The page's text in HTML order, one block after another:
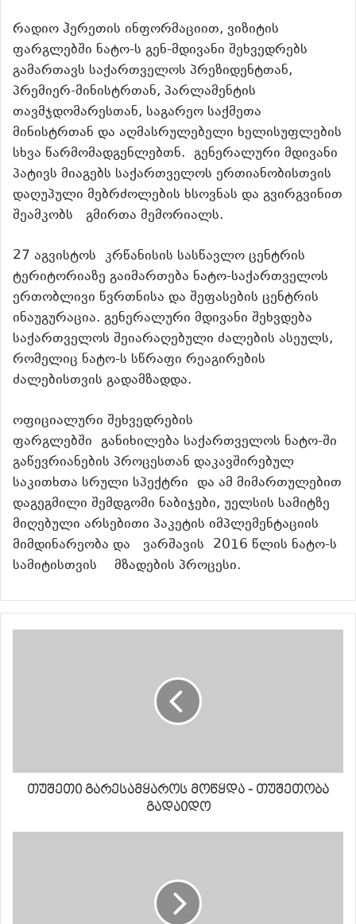
რადიო ჰერეთის ინფორმაციით, ვიზიტის
ფარგლებში ნატო-ს გენ-მდივანი შეხვედრებს
გამართავს საქართველოს პრეზიდენტთან,
პრემიერ-მინისტრთან, პარლამენტის
თავმჯდომარესთან, საგარეო საქმეთა
მინისტრთან და აღმასრულებელი ხელისუფლების
სხვა წარმომადგენლებთნ. გენერალური მდივანი
პატივს მიაგებს საქართველოს ერთიანობისთვის
დაღუპული მებრძოლების ხსოვნას და გვირგვინით
შეამკობს გმირთა მემორიალს.
27 აგვისტოს კრწანისის სასწავლო ცენტრის
ტერიტორიაზე გაიმართება ნატო-საქართველოს
ერთობლივი წვრთნისა და შეფასების ცენტრის
ინაუგურაცია. გენერალური მდივანი შეხვდება
საქართველოს შეიარაღებული ძალების ასეულს,
რომელიც ნატო-ს სწრაფი რეაგირების
ძალებისთვის გადამზადდა.
ოფიციალური შეხვედრების
ფარგლებში განიხილება საქართველოს ნატო-ში
გაწევრიანების პროცესთან დაკავშირებულ
საკითხთა სრული სპექტრი და ამ მიმართულებით
დაგეგმილი შემდგომი ნაბიჯები, უელსის სამიტზე
მიღებული არსებითი პაკეტის იმპლემენტაციის
მიმდინარეობა და ვარშავის 2016 წლის ნატო-ს
სამიტისთვის მზადების პროცესი.
თუშეთი გარესამყაროს მოწყდა - თუშეთობა
გადაიდო